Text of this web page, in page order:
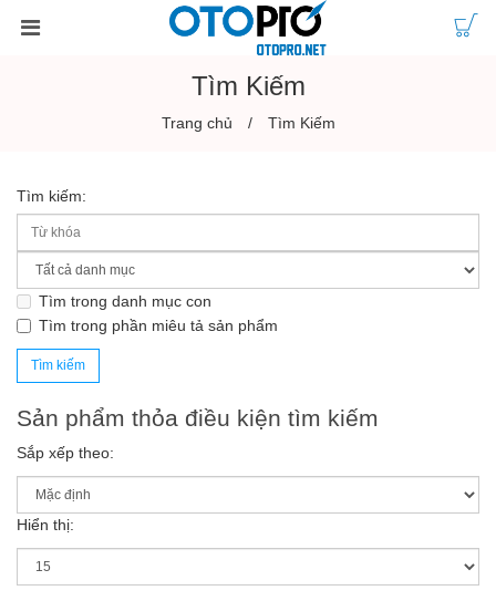
Tìm Kiếm
Trang chủ Tìm Kiếm
Tìm kiếm:
Tìm trong danh mục con
Tìm trong phần miêu tả sản phẩm
Sản phẩm thỏa điều kiện tìm kiếm
Sắp xếp theo:
Hiển thị: